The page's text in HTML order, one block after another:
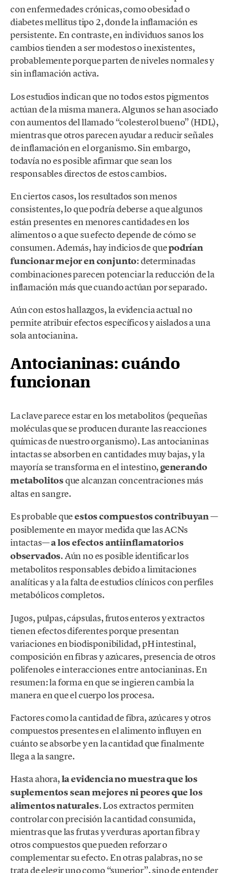
con enfermedades crónicas, como obesidad o
diabetes mellitus tipo 2, donde la inflamación es
persistente. En contraste, en individuos sanos los
cambios tienden a ser modestos o inexistentes,
probablemente porque parten de niveles normales y
sin inflamación activa.
Los estudios indican que no todos estos pigmentos
actúan de la misma manera. Algunos se han asociado
con aumentos del llamado “colesterol bueno” (HDL),
mientras que otros parecen ayudar a reducir señales
de inflamación en el organismo. Sin embargo,
todavía no es posible afirmar que sean los
responsables directos de estos cambios.
En ciertos casos, los resultados son menos
consistentes, lo que podría deberse a que algunos
están presentes en menores cantidades en los
alimentos o a que su efecto depende de cómo se
consumen. Además, hay indicios de quepodrían
funcionar mejor en conjunto: determinadas
combinaciones parecen potenciar la reducción de la
inflamación más que cuando actúan por separado.
Aún con estos hallazgos, la evidencia actual no
permite atribuir efectos específicos y aislados a una
sola antocianina.
Antocianinas: cuándo
funcionan
La clave parece estar en los metabolitos (pequeñas
moléculas que se producen durante las reacciones
químicas de nuestro organismo). Las antocianinas
intactas se absorben en cantidades muy bajas, y la
mayoría se transforma en el intestino,generando
metabolitosque alcanzan concentraciones más
altas en sangre.
Es probable queestos compuestos contribuyan—
posiblemente en mayor medida que las ACNs
intactas—a los efectos antiinflamatorios
observados. Aún no es posible identificar los
metabolitos responsables debido a limitaciones
analíticas y a la falta de estudios clínicos con perfiles
metabólicos completos.
Jugos, pulpas, cápsulas, frutos enteros y extractos
tienen efectos diferentes porque presentan
variaciones en biodisponibilidad, pH intestinal,
composición en fibras y azúcares, presencia de otros
polifenoles e interacciones entre antocianinas. En
resumen: la forma en que se ingieren cambia la
manera en que el cuerpo los procesa.
Factores como la cantidad de fibra, azúcares y otros
compuestos presentes en el alimento influyen en
cuánto se absorbe y en la cantidad que finalmente
llega a la sangre.
Hasta ahora,la evidencia no muestra que los
suplementos sean mejores ni peores que los
alimentos naturales. Los extractos permiten
controlar con precisión la cantidad consumida,
mientras que las frutas y verduras aportan fibra y
otros compuestos que pueden reforzar o
complementar su efecto. En otras palabras, no se
trata de elegir uno como “superior”, sino de entender